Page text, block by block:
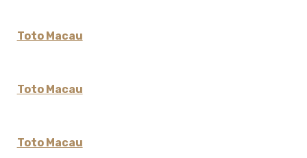
Toto Macau
Toto Macau
Toto Macau